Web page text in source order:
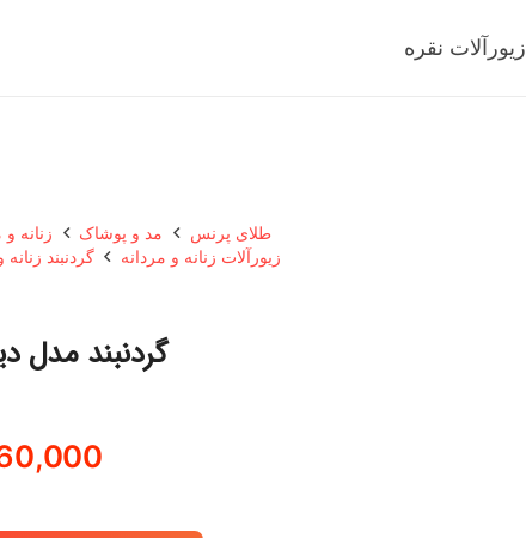
زیورآلات نقره
طلای پرنس مد و پوشاک زنانه و
زیورآلات زنانه و مردانه
گردنبند زنانه
گردنبند مدل